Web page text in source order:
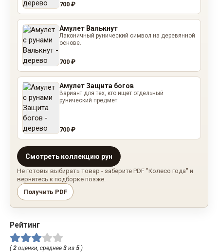
700 ₽
Амулет Валькнут
Лаконичный рунический символ на деревянной
основе.
700 ₽
Амулет Защита богов
Вариант для тех, кто ищет отдельный
рунический предмет.
700 ₽
Смотреть коллекцию рун
Не готовы выбирать товар - заберите PDF "Колесо года" и
вернитесь к подборке позже.
Получить PDF
Рейтинг
(2 оценки, среднее 3 из 5 )